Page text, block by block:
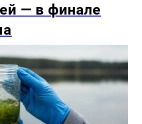
— в финале